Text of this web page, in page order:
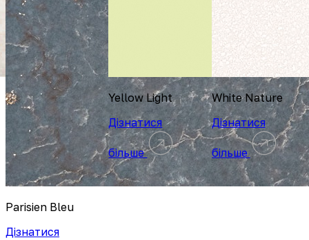
Parisien Bleu
Дізнатися
Yellow Light
Дізнатися
більше
White Nature
Дізнатися
більше